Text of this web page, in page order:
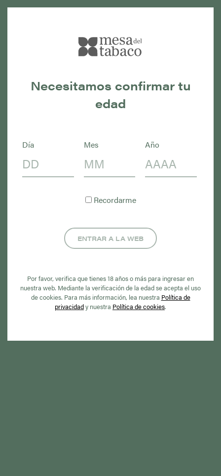
Necesitamos confirmar tu
edad
Día Mes Año
Recordarme
ENTRAR A LA WEB
Por favor, verifica que tienes 18 años o más para ingresar en
nuestra web. Mediante la verificación de la edad se acepta el uso
de cookies. Para más información, lea nuestra Política de
privacidady nuestra Política de cookies.